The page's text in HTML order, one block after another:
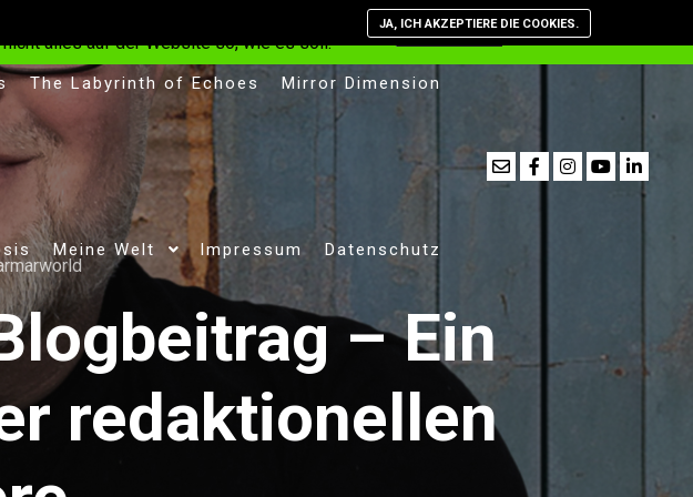
The Labyrinth of Echoes Mirror Dimension
Meine Welt Impressum Datenschutz
– Ein
redaktionellen
JA, ICH AKZEPTIERE DIE COOKIES.
Wenn du nicht willst, dass Cookies
alles auf der Website so, wie es soll.
Verstanden